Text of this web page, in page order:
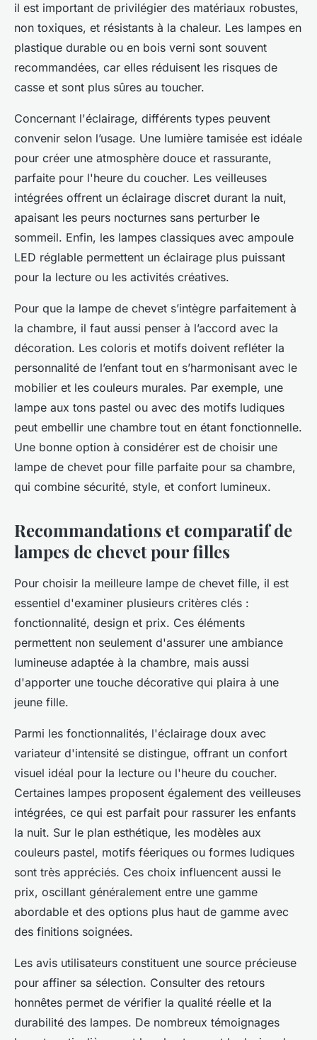
il est important de privilégier des matériaux robustes,
non toxiques, et résistants à la chaleur. Les lampes en
plastique durable ou en bois verni sont souvent
recommandées, car elles réduisent les risques de
casse et sont plus sûres au toucher.
Concernant l'éclairage, différents types peuvent
convenir selon l’usage. Une lumière tamisée est idéale
pour créer une atmosphère douce et rassurante,
parfaite pour l'heure du coucher. Les veilleuses
intégrées offrent un éclairage discret durant la nuit,
apaisant les peurs nocturnes sans perturber le
sommeil. Enfin, les lampes classiques avec ampoule
LED réglable permettent un éclairage plus puissant
pour la lecture ou les activités créatives.
Pour que la lampe de chevet s’intègre parfaitement à
la chambre, il faut aussi penser à l’accord avec la
décoration. Les coloris et motifs doivent refléter la
personnalité de l’enfant tout en s’harmonisant avec le
mobilier et les couleurs murales. Par exemple, une
lampe aux tons pastel ou avec des motifs ludiques
peut embellir une chambre tout en étant fonctionnelle.
Une bonne option à considérer est de choisir une
lampe de chevet pour fille parfaite pour sa chambre,
qui combine sécurité, style, et confort lumineux.
Recommandations et comparatif de
lampes de chevet pour filles
Pour choisir la meilleure lampe de chevet fille, il est
essentiel d'examiner plusieurs critères clés :
fonctionnalité, design et prix. Ces éléments
permettent non seulement d'assurer une ambiance
lumineuse adaptée à la chambre, mais aussi
d'apporter une touche décorative qui plaira à une
jeune fille.
Parmi les fonctionnalités, l'éclairage doux avec
variateur d'intensité se distingue, offrant un confort
visuel idéal pour la lecture ou l'heure du coucher.
Certaines lampes proposent également des veilleuses
intégrées, ce qui est parfait pour rassurer les enfants
la nuit. Sur le plan esthétique, les modèles aux
couleurs pastel, motifs féeriques ou formes ludiques
sont très appréciés. Ces choix influencent aussi le
prix, oscillant généralement entre une gamme
abordable et des options plus haut de gamme avec
des finitions soignées.
Les avis utilisateurs constituent une source précieuse
pour affiner sa sélection. Consulter des retours
honnêtes permet de vérifier la qualité réelle et la
durabilité des lampes. De nombreux témoignages